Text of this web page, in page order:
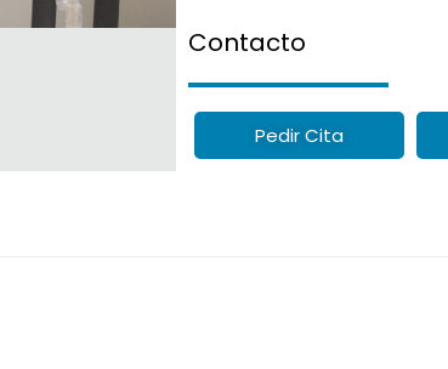
Contacto
Pedir Cita